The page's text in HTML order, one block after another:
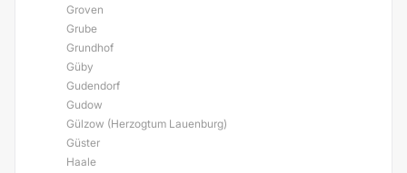
Groven
Grube
Grundhof
Güby
Gudendorf
Gudow
Gülzow (Herzogtum Lauenburg)
Güster
Haale